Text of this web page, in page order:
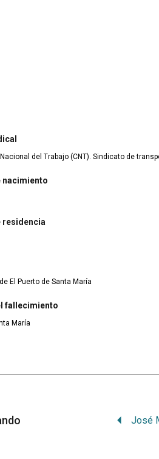
del Trabajo (CNT). Sindicato de
nacimiento
residencia
El Puerto de Santa María
fallecimiento
María
José